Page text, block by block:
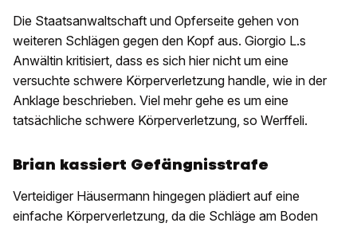
Die Staatsanwaltschaft und Opferseite gehen von
weiteren Schlägen gegen den Kopf aus. Giorgio L.s
Anwältin kritisiert, dass es sich hier nicht um eine
versuchte schwere Körperverletzung handle, wie in der
Anklage beschrieben. Viel mehr gehe es um eine
tatsächliche schwere Körperverletzung, so Werffeli.
Brian kassiert Gefängnisstrafe
Verteidiger Häusermann hingegen plädiert auf eine
einfache Körperverletzung, da die Schläge am Boden